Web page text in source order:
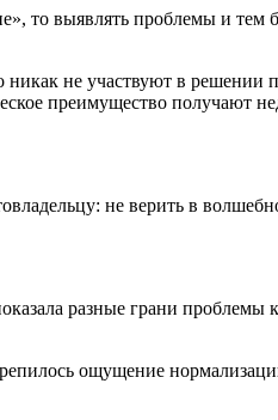
то выявлять проблемы и тем
никак не участвуют в решении
преимущество получают
не верить в
разные грани проблемы
ощущение